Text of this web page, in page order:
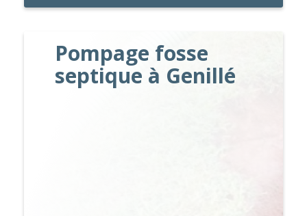
Pompage fosse
septique à Genillé